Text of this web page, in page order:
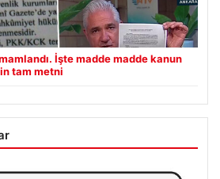
İşte madde madde kanun
tam metni